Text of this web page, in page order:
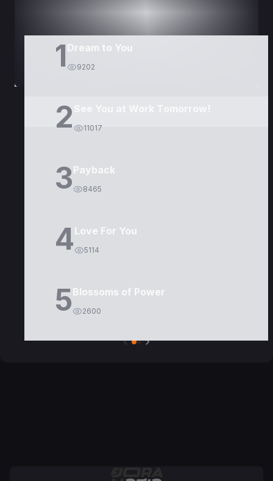
1 Dream to You
9202
2 11017
3Payback
8465
4Love For You
5114
5Blossoms of Power
2600